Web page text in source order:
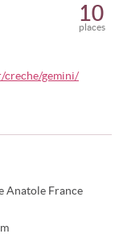
gemini/
places
10
Anatole France